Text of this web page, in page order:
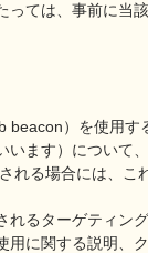
ては、事前に当
）を使用
ます）について
る場合には、こ
るターゲティン
に関する説明、